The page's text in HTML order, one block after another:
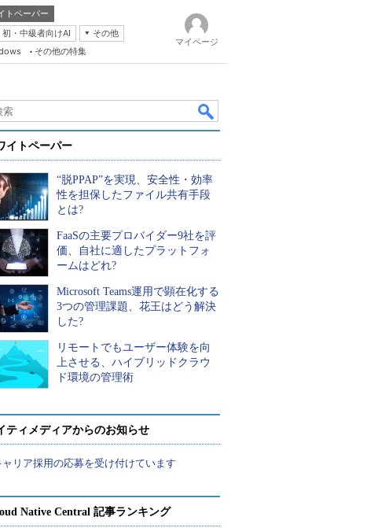
トペーパー
初・中級者向けAI
その他
その他の特集
マイページ
イトペーパー
“脱PPAP”を実現、安全性・効率
性を担保したファイル共有手段
とは?
FaaSの主要プロバイダー9社を評
価、自社に適したプラットフォ
ームはどれ?
Microsoft Teams運用で顕在化する
3つの管理課題、花王はどう解決
した?
リモートでもユーザー体験を向
上させる、ハイブリッドクラウ
ド環境の管理術
ティメディアからのお知らせ
ャリア採用の応募を受け付けています
Native Central 記事ランキング